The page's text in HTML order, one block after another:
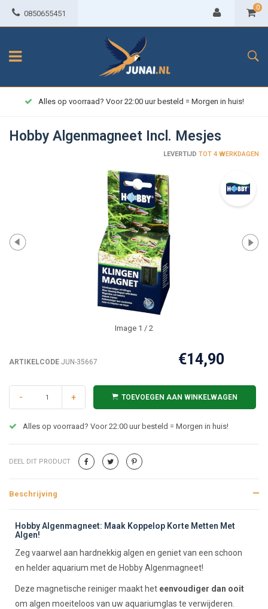
0850655451
0
Alles op voorraad? Voor 22:00 uur besteld = Morgen in huis!
Hobby Algenmagneet Incl. Mesjes
LEVERTIJD TOT 4 WERKDAGEN
Image 1 / 2
ARTIKELCODE JUN-35667 €14,90
- + TOEVOEGEN AAN WINKELWAGEN
Alles op voorraad? Voor 22:00 uur besteld = Morgen in huis!
DEEL DIT PRODUCT
Beschrijving
Beschrijving
Hobby Algenmagneet: Maak Koppelop Korte Metten Met
Algen!
Zeg vaarwel aan hardnekkig algen en geniet van een schoon
en helder aquarium met de Hobby Algenmagneet!
Deze magnetische reiniger maakt het eenvoudiger dan ooit
om algen moeiteloos van uw aquariumglas te verwijderen.